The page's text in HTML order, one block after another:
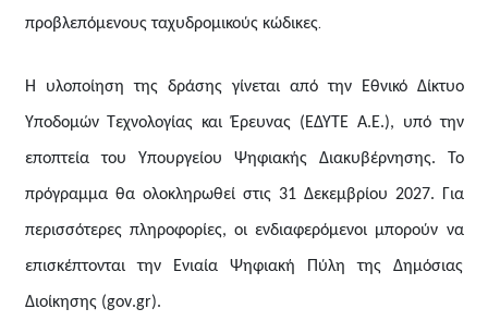
προβλεπόμενους ταχυδρομικούς κώδικες.
Η υλοποίηση της δράσης γίνεται από την Εθνικό Δίκτυο
Υποδομών Τεχνολογίας και Έρευνας (ΕΔΥΤΕ Α.Ε.), υπό την
εποπτεία του Υπουργείου Ψηφιακής Διακυβέρνησης. Το
πρόγραμμα θα ολοκληρωθεί στις 31 Δεκεμβρίου 2027. Για
περισσότερες πληροφορίες, οι ενδιαφερόμενοι μπορούν να
επισκέπτονται την Ενιαία Ψηφιακή Πύλη της Δημόσιας
Διοίκησης (gov.gr).